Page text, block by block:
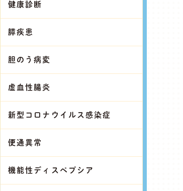
健康診断
膵疾患
胆のう病変
虚血性腸炎
新型コロナウイルス感染症
便通異常
機能性ディスペプシア